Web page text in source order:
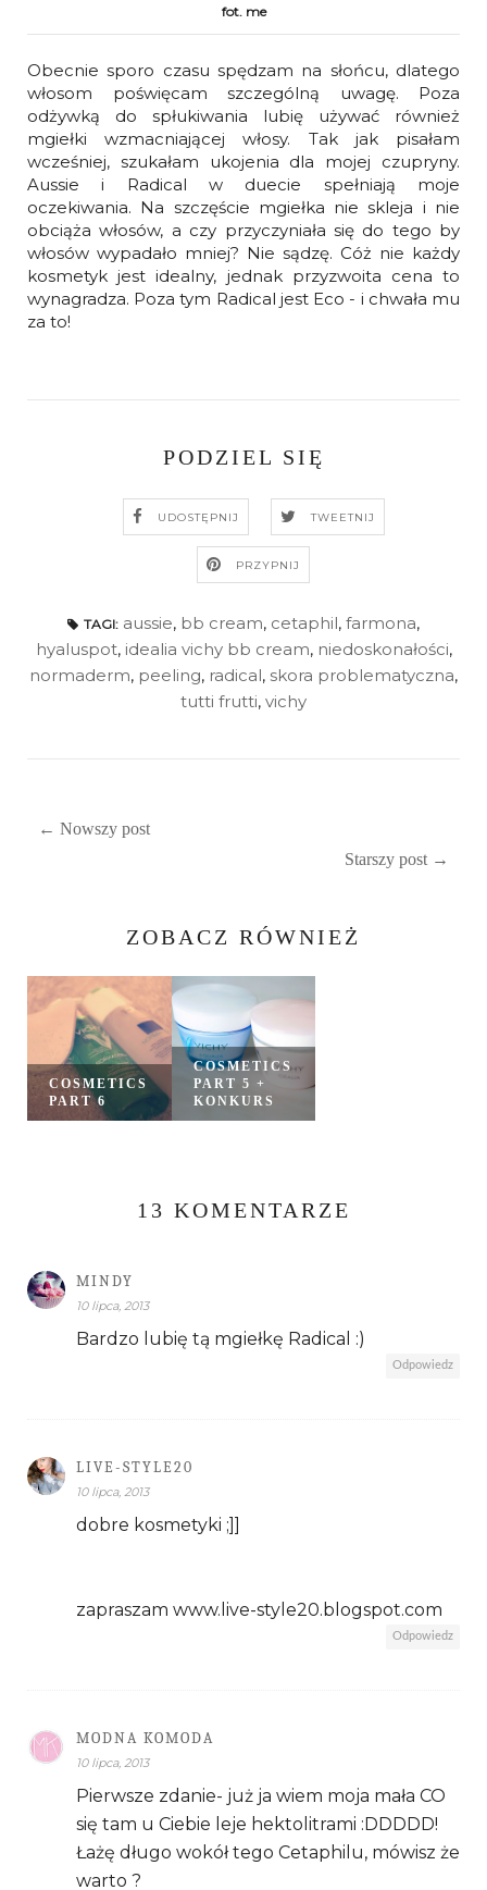
fot. me
Obecnie sporo czasu spędzam na słońcu, dlatego
włosom poświęcam szczególną uwagę. Poza
odżywką do spłukiwania lubię używać również
mgiełki wzmacniającej włosy. Tak jak pisałam
wcześniej, szukałam ukojenia dla mojej czupryny.
Aussie i Radical w duecie spełniają moje
oczekiwania. Na szczęście mgiełka nie skleja i nie
obciąża włosów, a czy przyczyniała się do tego by
włosów wypadało mniej? Nie sądzę. Cóż nie każdy
kosmetyk jest idealny, jednak przyzwoita cena to
wynagradza. Poza tym Radical jest Eco - i chwała mu
za to!
PODZIEL SIĘ
UDOSTĘPNIJ TWEETNIJ
PRZYPNIJ
TAGI: aussie, bb cream, cetaphil, farmona,
hyaluspot, idealia vichy bb cream, niedoskonałości,
normaderm, peeling, radical, skora problematyczna,
tutti frutti, vichy
← Nowszy post
Starszy post →
ZOBACZ RÓWNIEŻ
COSMETICS
PART 6
COSMETICS
PART 5 +
KONKURS
13 KOMENTARZE
MINDY
10 lipca, 2013
Bardzo lubię tą mgiełkę Radical :)
Odpowiedz
LIVE-STYLE20
10 lipca, 2013
dobre kosmetyki ;]]
zapraszam www.live-style20.blogspot.com
Odpowiedz
MODNA KOMODA
10 lipca, 2013
Pierwsze zdanie- już ja wiem moja mała CO
się tam u Ciebie leje hektolitrami :DDDDD!
Łażę długo wokół tego Cetaphilu, mówisz że
warto ?